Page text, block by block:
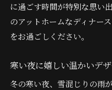
に過ごす時間が特別な思い
のアットホームなディナー
をお過ごしください。
寒い夜に嬉しい温かいデ
冬の寒い夜、雪混じりの雨